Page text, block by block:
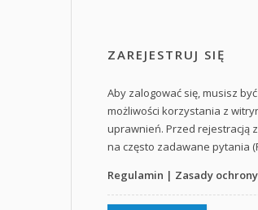
ZAREJESTRUJ SIĘ
Aby zalogować się, musisz
możliwości korzystania z
uprawnień. Przed rejestracją
na często zadawane pytania
Regulamin | Zasady